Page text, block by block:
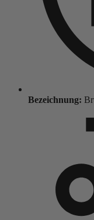
Bezeichnung: